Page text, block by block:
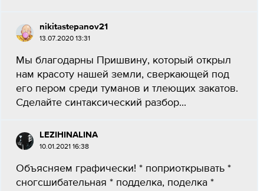
nikitastepanov21
13.07.2020 13:31
Мы благодарны Пришвину, который открыл
нам красоту нашей земли, сверкающей под
его пером среди туманов и тлеющих закатов.
Сделайте синтаксический разбор...
LEZIHINALINA
10.01.2021 16:38
Объясняем графически! * поприоткрывать *
сногсшибательная * подделка, поделка *